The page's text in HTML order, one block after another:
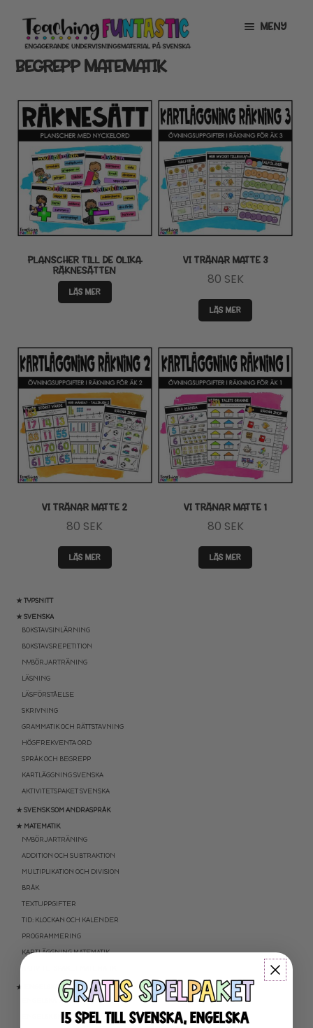
Hoppa
till
navigering
Gå
till
innehåll
MENY
INFO
MITT KONTO
GRATISMATERIAL
EXPANDERA
UNDERMENY
BUTIK
LICENSER
EXPANDERA
UNDERMENY
TIPSHÖRNAN
BEGREPP MATEMATIK
★ TYPSNITT
★ SVENSKA
BOKSTAVSINLÄRNING
BOKSTAVSREPETITION
NYBÖRJARTRÄNING
LÄSNING
LÄSFÖRSTÅELSE
SKRIVNING
GRAMMATIK OCH RÄTTSTAVNING
HÖGFREKVENTA ORD
SPRÅK OCH BEGREPP
KARTLÄGGNING SVENSKA
AKTIVITETSPAKET SVENSKA
★ SVENSK SOM ANDRASPRÅK
★ MATEMATIK
NYBÖRJARTRÄNING
ADDITION OCH SUBTRAKTION
MULTIPLIKATION OCH DIVISION
BRÅK
TEXTUPPGIFTER
TID: KLOCKAN OCH KALENDER
PROGRAMMERING
KARTLÄGGNING MATEMATIK
★ ENGELSKA
ENGELSKA LÄSNING
ENGELSK SKRIVNING
PLANSCHER TILL DE OLIKA
RÄKNESÄTTEN
LÄS MER
VI TRÄNAR MATTE 3
80 SEK
LÄS MER
VI TRÄNAR MATTE 2
80 SEK
LÄS MER
VI TRÄNAR MATTE 1
80 SEK
LÄS MER